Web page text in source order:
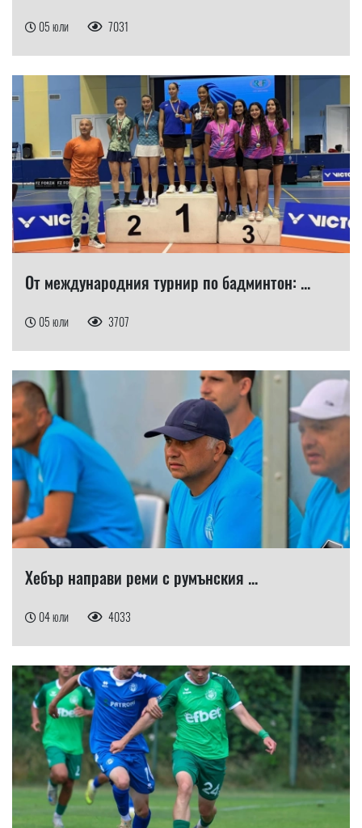
05 юли 7031
От международния турнир по бадминтон: ...
05 юли 3707
Хебър направи реми с румънския ...
04 юли 4033